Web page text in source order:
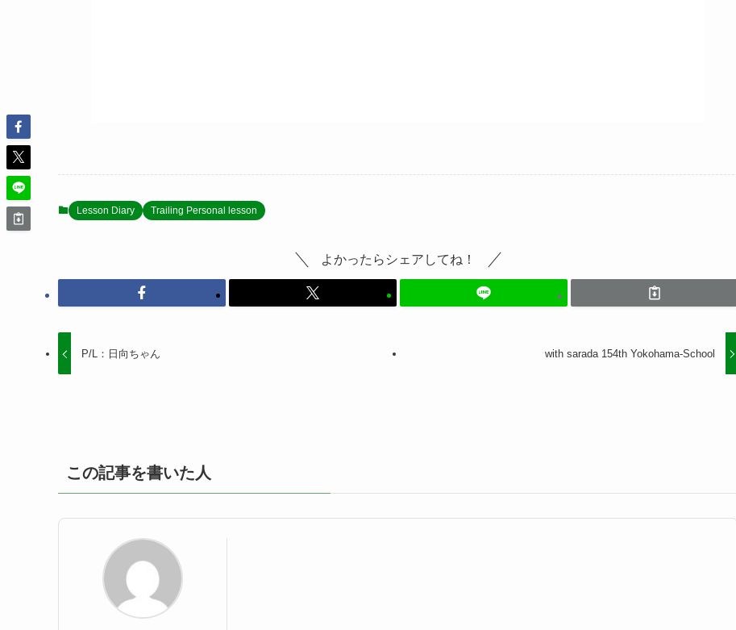
Lesson Diary Trailing Personal lesson
よかったらシェアしてね！
P/L：日向ちゃん with sarada 154th Yokohama-School
この記事を書いた人